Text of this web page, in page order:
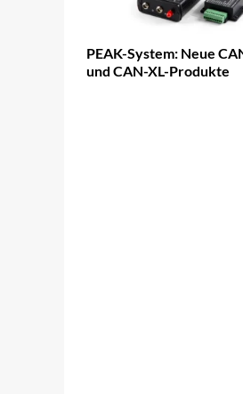
PEAK-System: Neue
und CAN-XL-Produkte